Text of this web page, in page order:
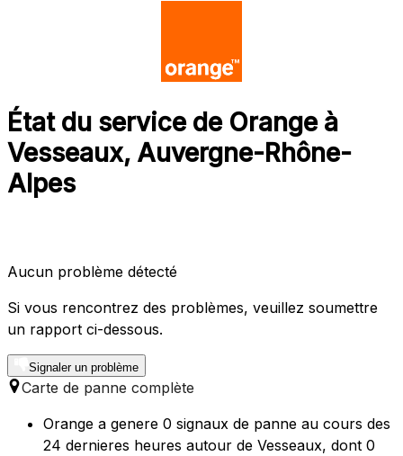
État du service de Orange à
Vesseaux, Auvergne-Rhône-
Alpes
Aucun problème détecté
Si vous rencontrez des problèmes, veuillez soumettre
un rapport ci-dessous.
Signaler un problème
Carte de panne complète
Orange a genere 0 signaux de panne au cours des
24 dernieres heures autour de Vesseaux, dont 0